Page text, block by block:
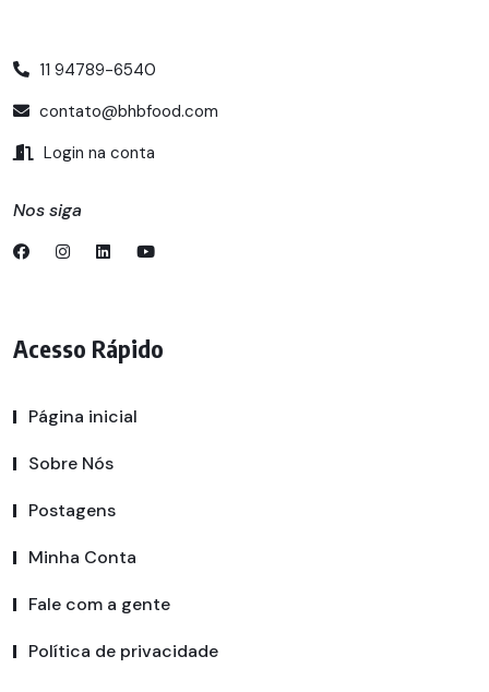
11 94789-6540
contato@bhbfood.com
Login na conta
Nos siga
Acesso Rápido
Página inicial
Sobre Nós
Postagens
Minha Conta
Fale com a gente
Política de privacidade